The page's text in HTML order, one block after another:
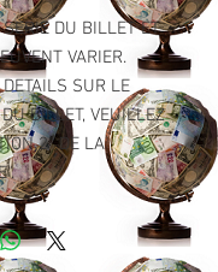
DU BILLET ET
VARIER.
SUR LE
BILLET, VEUILLEZ
2" DE LA